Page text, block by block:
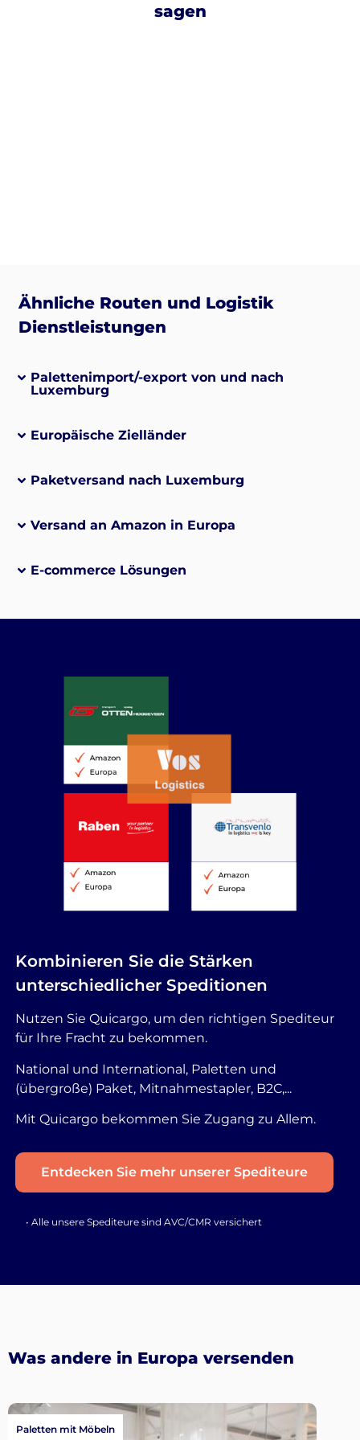
sagen
Ähnliche Routen und Logistik
Dienstleistungen
Palettenimport/-export von und nach
Luxemburg
Europäische Zielländer
Paketversand nach Luxemburg
Versand an Amazon in Europa
E-commerce Lösungen
Kombinieren Sie die Stärken
unterschiedlicher Speditionen
Nutzen Sie Quicargo, um den richtigen Spediteur
für Ihre Fracht zu bekommen.
National und International, Paletten und
(übergroße) Paket, Mitnahmestapler, B2C,...
Mit Quicargo bekommen Sie Zugang zu Allem.
Entdecken Sie mehr unserer Spediteure
• Alle unsere Spediteure sind AVC/CMR versichert
Was andere in Europa versenden
Paletten mit Möbeln